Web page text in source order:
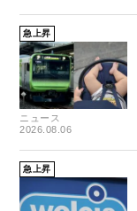
急上昇
ニュース
2026.08.06
急上昇